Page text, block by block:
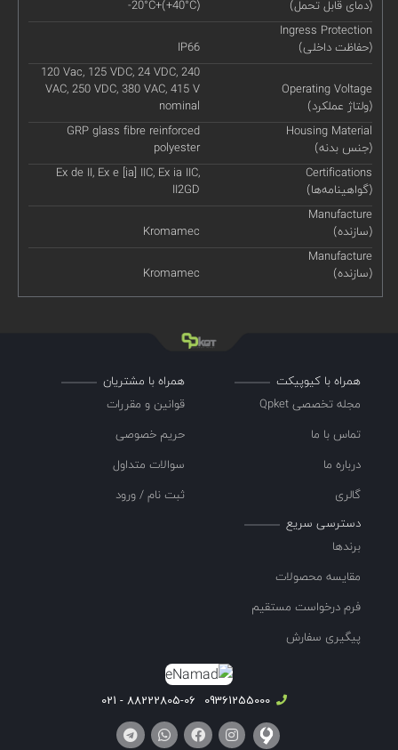
(دمای قابل تحمل)
-20°C+(+40°C)
Ingress Protection
(حفاظت داخلی)
IP66
Operating Voltage
(ولتاژ عملکرد)
120 Vac, 125 VDC, 24 VDC, 240
VAC, 250 VDC, 380 VAC, 415 V
nominal
Housing Material
(جنس بدنه)
GRP glass fibre reinforced
polyester
Certifications
(گواهینامه‌ها)
Ex de II, Ex e [ia] IIC, Ex ia IIC,
II2GD
Manufacture
(سازنده)
Kromamec
Manufacture
(سازنده)
Kromamec
همراه با کیوپیکت
مجله تخصصی Qpket
تماس با ما
درباره ما
گالری
همراه با مشتریان
قوانین و مقررات
حریم خصوصی
سوالات متداول
ثبت نام / ورود
دسترسی سریع
برندها
مقایسه محصولات
فرم درخواست مستقیم
پیگیری سفارش
09361255000
88222805-06 - 021